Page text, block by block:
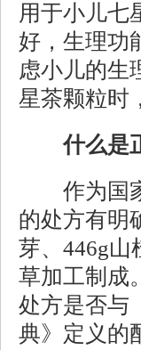
用于小儿七
好，生理功
虑小儿的生
星茶颗粒时
什么是
作为国家
的处方有明
芽、446g山
草加工制成
处方是否与
典》定义的